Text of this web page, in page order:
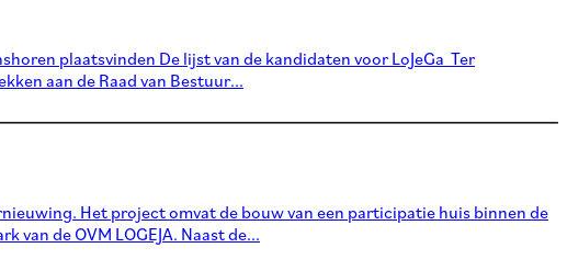
plaatsvinden De lijst van de kandidaten voor LoJeGa Ter
aan de Raad van Bestuur...
Het project omvat de bouw van een participatie huis binnen de
van de OVM LOGEJA. Naast de...